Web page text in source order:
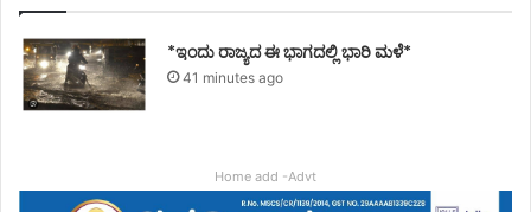
*ಇಂದು ರಾಜ್ಯದ ಈ ಭಾಗದಲ್ಲಿ ಭಾರಿ ಮಳೆ*
41 minutes ago
Home add -Advt